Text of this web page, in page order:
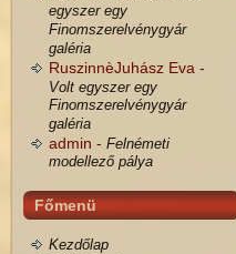
egyszer egy
Finomszerelvénygyár
galéria
RuszinnèJuhász Eva -
Volt egyszer egy
Finomszerelvénygyár
galéria
admin - Felnémeti
modellező pálya
Főmenü
Kezdőlap